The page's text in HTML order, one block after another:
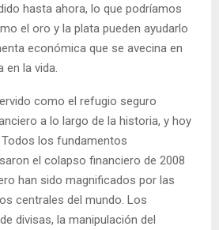
hasta ahora, lo que podríamos
el oro y la plata pueden ayudarlo
económica que se avecina en
en la vida.
como el refugio seguro
a lo largo de la historia, y hoy
los fundamentos
el colapso financiero de 2008
han sido magnificados por las
centrales del mundo. Los
divisas, la manipulación del